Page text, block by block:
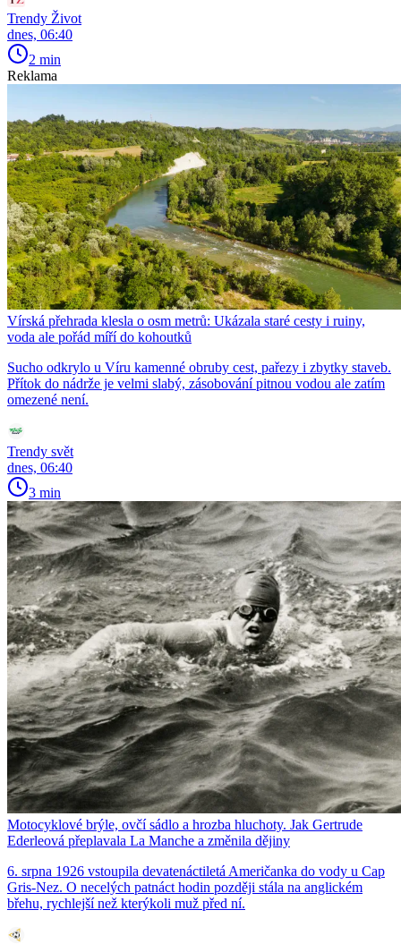
Trendy Život
dnes, 06:40
2 min
Reklama
Vírská přehrada klesla o osm metrů: Ukázala staré cesty i ruiny,
voda ale pořád míří do kohoutků
Sucho odkrylo u Víru kamenné obruby cest, pařezy i zbytky staveb.
Přítok do nádrže je velmi slabý, zásobování pitnou vodou ale zatím
omezené není.
Trendy svět
dnes, 06:40
3 min
Motocyklové brýle, ovčí sádlo a hrozba hluchoty. Jak Gertrude
Ederleová přeplavala La Manche a změnila dějiny
6. srpna 1926 vstoupila devatenáctiletá Američanka do vody u Cap
Gris-Nez. O necelých patnáct hodin později stála na anglickém
břehu, rychlejší než kterýkoli muž před ní.